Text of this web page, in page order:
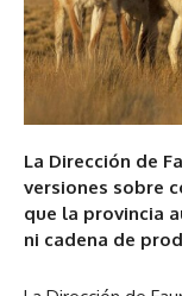
La Dirección de
versiones sobre
que la provincia
ni cadena de